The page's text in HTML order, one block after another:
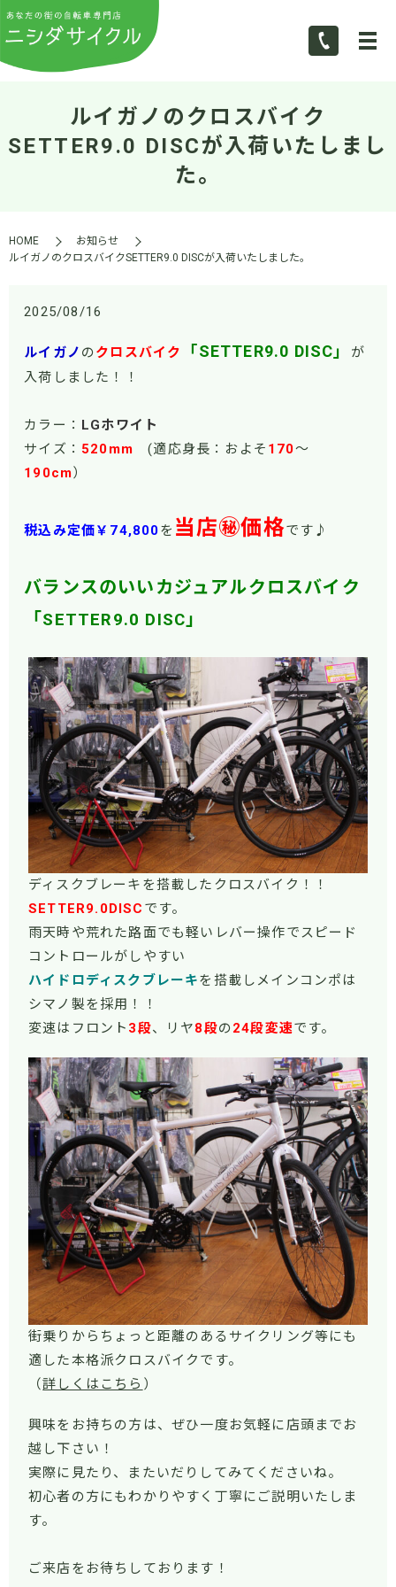
ルイガノのクロスバイク
SETTER9.0 DISCが入荷いたしまし
た。
HOME
お知らせ
ルイガノのクロスバイクSETTER9.0 DISCが入荷いたしました。
2025/08/16
ルイガノ の クロスバイク 「SETTER9.0 DISC 」
が
入荷しました！！
カラー：
LGホワイト
サイズ： 520mm (適応身長：およそ 170～
190cm）
税込み定価￥74,800を 当店㊙価格です ♪
バランスのいいカジュアルクロスバイク
「SETTER9.0 DISC」
ディスクブレーキを搭載したクロスバイク！！
SETTER9.0DISC です。
雨天時や荒れた路面でも軽いレバー操作でスピード
コントロールがしやすい
ハイドロディスクブレーキを搭載しメインコンポは
シマノ製を採用！！
変速はフロント 3段、リヤ8段の 24段変速です。
街乗りからちょっと距離のあるサイクリング等にも
適した本格派クロスバイクです。
（詳しくはこちら ）
興味をお持ちの方は、ぜひ一度お気軽に店頭までお
越し下さい！
実際に見たり、またいだりしてみてくださいね。
初心者の方にもわかりやすく丁寧にご説明いたしま
す。
ご来店をお待ちしております！